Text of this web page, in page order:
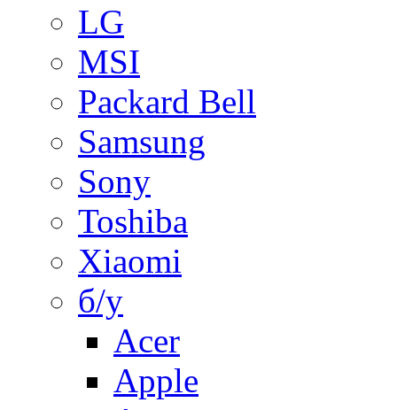
LG
MSI
Packard Bell
Samsung
Sony
Toshiba
Xiaomi
б/у
Acer
Apple